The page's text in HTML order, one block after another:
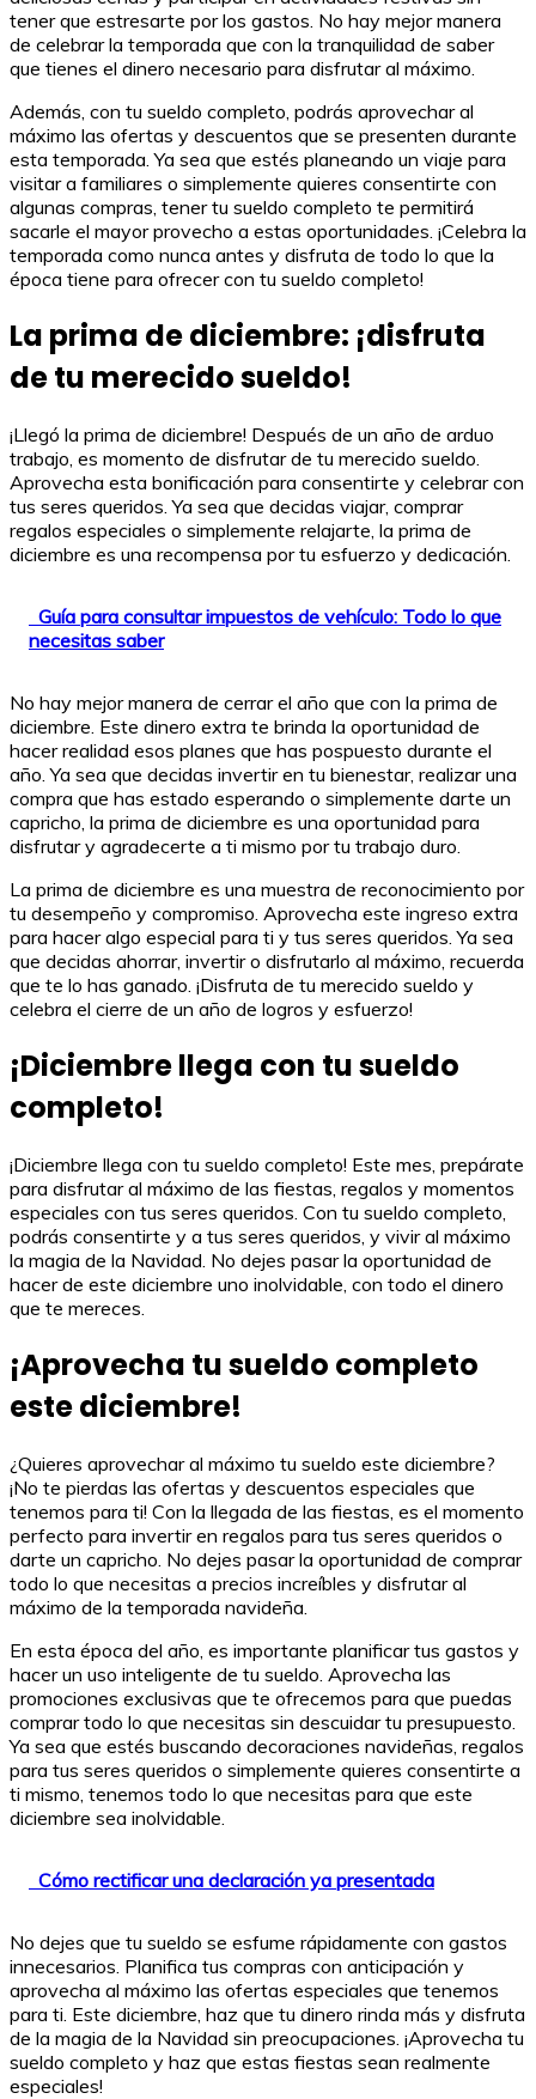
tener que estresarte por los gastos. No hay mejor manera
de celebrar la temporada que con la tranquilidad de saber
que tienes el dinero necesario para disfrutar al máximo.
Además, con tu sueldo completo, podrás aprovechar al
máximo las ofertas y descuentos que se presenten durante
esta temporada. Ya sea que estés planeando un viaje para
visitar a familiares o simplemente quieres consentirte con
algunas compras, tener tu sueldo completo te permitirá
sacarle el mayor provecho a estas oportunidades. ¡Celebra la
temporada como nunca antes y disfruta de todo lo que la
época tiene para ofrecer con tu sueldo completo!
La prima de diciembre: ¡disfruta
de tu merecido sueldo!
¡Llegó la prima de diciembre! Después de un año de arduo
trabajo, es momento de disfrutar de tu merecido sueldo.
Aprovecha esta bonificación para consentirte y celebrar con
tus seres queridos. Ya sea que decidas viajar, comprar
regalos especiales o simplemente relajarte, la prima de
diciembre es una recompensa por tu esfuerzo y dedicación.
Guía para consultar impuestos de vehículo: Todo lo que
necesitas saber
No hay mejor manera de cerrar el año que con la prima de
diciembre. Este dinero extra te brinda la oportunidad de
hacer realidad esos planes que has pospuesto durante el
año. Ya sea que decidas invertir en tu bienestar, realizar una
compra que has estado esperando o simplemente darte un
capricho, la prima de diciembre es una oportunidad para
disfrutar y agradecerte a ti mismo por tu trabajo duro.
La prima de diciembre es una muestra de reconocimiento por
tu desempeño y compromiso. Aprovecha este ingreso extra
para hacer algo especial para ti y tus seres queridos. Ya sea
que decidas ahorrar, invertir o disfrutarlo al máximo, recuerda
que te lo has ganado. ¡Disfruta de tu merecido sueldo y
celebra el cierre de un año de logros y esfuerzo!
¡Diciembre llega con tu sueldo
completo!
¡Diciembre llega con tu sueldo completo! Este mes, prepárate
para disfrutar al máximo de las fiestas, regalos y momentos
especiales con tus seres queridos. Con tu sueldo completo,
podrás consentirte y a tus seres queridos, y vivir al máximo
la magia de la Navidad. No dejes pasar la oportunidad de
hacer de este diciembre uno inolvidable, con todo el dinero
que te mereces.
¡Aprovecha tu sueldo completo
este diciembre!
¿Quieres aprovechar al máximo tu sueldo este diciembre?
¡No te pierdas las ofertas y descuentos especiales que
tenemos para ti! Con la llegada de las fiestas, es el momento
perfecto para invertir en regalos para tus seres queridos o
darte un capricho. No dejes pasar la oportunidad de comprar
todo lo que necesitas a precios increíbles y disfrutar al
máximo de la temporada navideña.
En esta época del año, es importante planificar tus gastos y
hacer un uso inteligente de tu sueldo. Aprovecha las
promociones exclusivas que te ofrecemos para que puedas
comprar todo lo que necesitas sin descuidar tu presupuesto.
Ya sea que estés buscando decoraciones navideñas, regalos
para tus seres queridos o simplemente quieres consentirte a
ti mismo, tenemos todo lo que necesitas para que este
diciembre sea inolvidable.
Cómo rectificar una declaración ya presentada
No dejes que tu sueldo se esfume rápidamente con gastos
innecesarios. Planifica tus compras con anticipación y
aprovecha al máximo las ofertas especiales que tenemos
para ti. Este diciembre, haz que tu dinero rinda más y disfruta
de la magia de la Navidad sin preocupaciones. ¡Aprovecha tu
sueldo completo y haz que estas fiestas sean realmente
especiales!